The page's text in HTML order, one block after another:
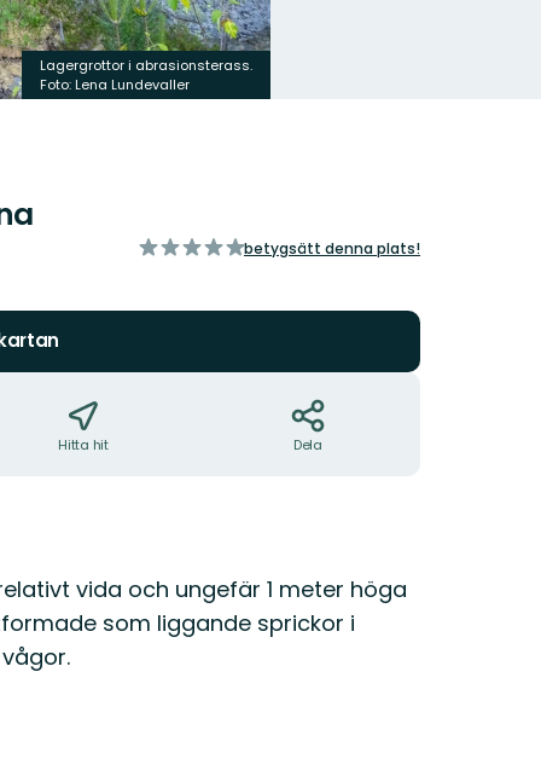
Lagergrottor i abrasionsterass.
Foto: Lena Lundevaller
av
betygsätt denna plats!
Hitta hit Dela
vida och ungefär 1 meter höga
som liggande sprickor i